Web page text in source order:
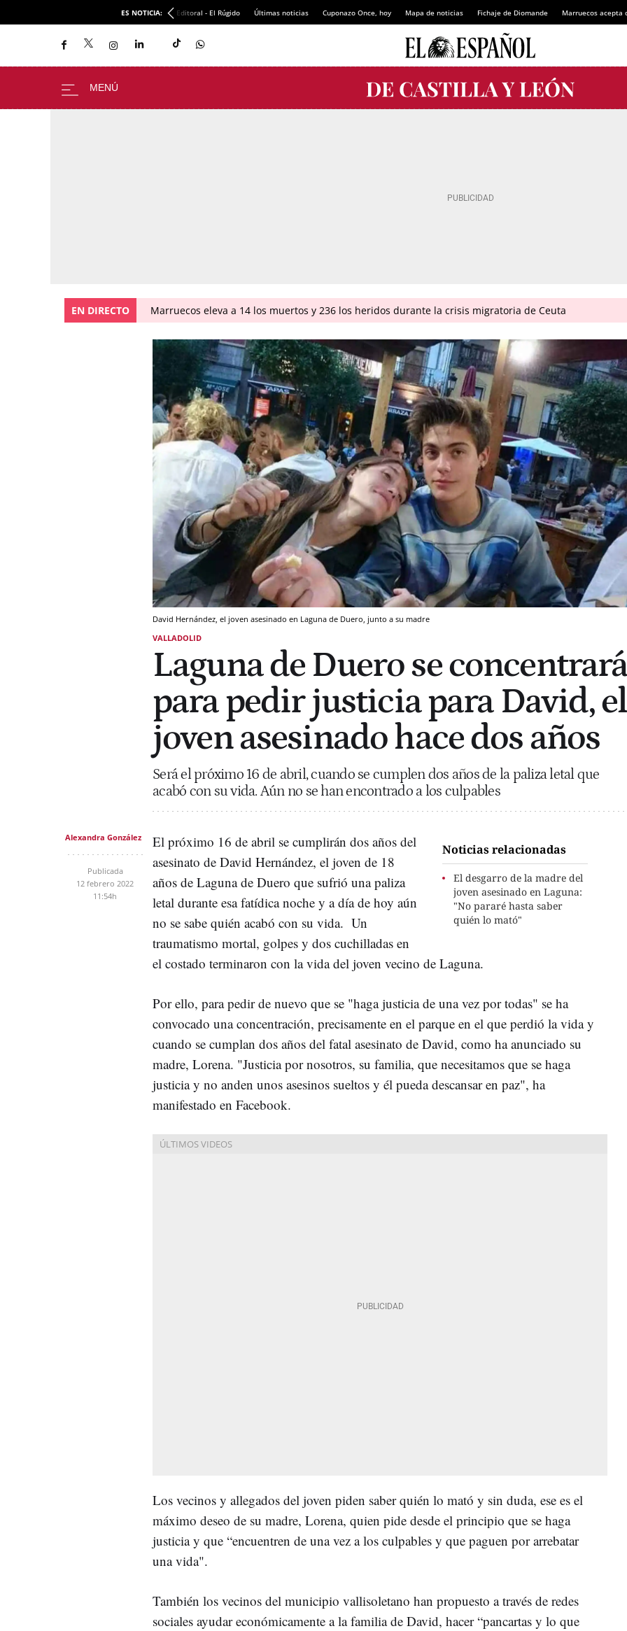
ES NOTICIA: Editoral - El Rúgido Últimas noticias Cuponazo Once, hoy Mapa de noticias Fichaje de Diomande Marruecos acepta
EN DIRECTO Marruecos eleva a 14 los muertos y 236 los heridos durante la crisis migratoria de Ceuta
David Hernández, el joven asesinado en Laguna de Duero, junto a su madre
VALLADOLID
Laguna de Duero se
para pedir justicia para David, el
joven asesinado hace dos años
Será el próximo 16 de abril, cuando se cumplen dos años de la paliza letal que
acabó con su vida. Aún no se han encontrado a los culpables
Alexandra González
Publicada
12 febrero 2022
11:54h
Noticias relacionadas
El desgarro de la madre del
joven asesinado en Laguna:
"No pararé hasta saber
quién lo mató"
El próximo 16 de abril se cumplirán dos años del
asesinato de David Hernández, el joven de 18
años de Laguna de Duero que sufrió una paliza
letal durante esa fatídica noche y a día de hoy aún
no se sabe quién acabó con su vida. Un
traumatismo mortal, golpes y dos cuchilladas en
el costado terminaron con la vida del joven vecino de Laguna.
Por ello, para pedir de nuevo que se "haga justicia de una vez por todas" se ha
convocado una concentración, precisamente en el parque en el que perdió la vida y
cuando se cumplan dos años del fatal asesinato de David, como ha anunciado su
madre, Lorena. "Justicia por nosotros, su familia, que necesitamos que se haga
justicia y no anden unos asesinos sueltos y él pueda descansar en paz", ha
manifestado en Facebook.
Los vecinos y allegados del joven piden saber quién lo mató y sin duda, ese es el
máximo deseo de su madre, Lorena, quien pide desde el principio que se haga
justicia y que “encuentren de una vez a los culpables y que paguen por arrebatar
una vida".
También los vecinos del municipio vallisoletano han propuesto a través de redes
sociales ayudar económicamente a la familia de David, hacer “pancartas y lo que